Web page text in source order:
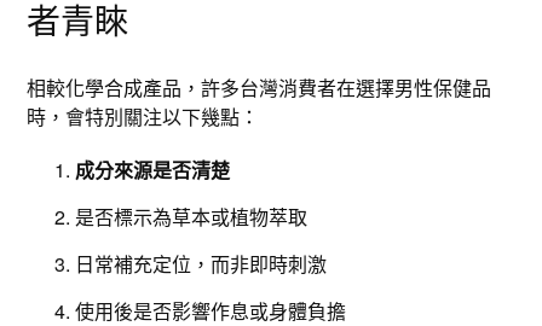
者青睞
相較化學合成產品，許多台灣消費者在選擇男性保健品
時，會特別關注以下幾點：
成分來源是否清楚
是否標示為草本或植物萃取
日常補充定位，而非即時刺激
使用後是否影響作息或身體負擔